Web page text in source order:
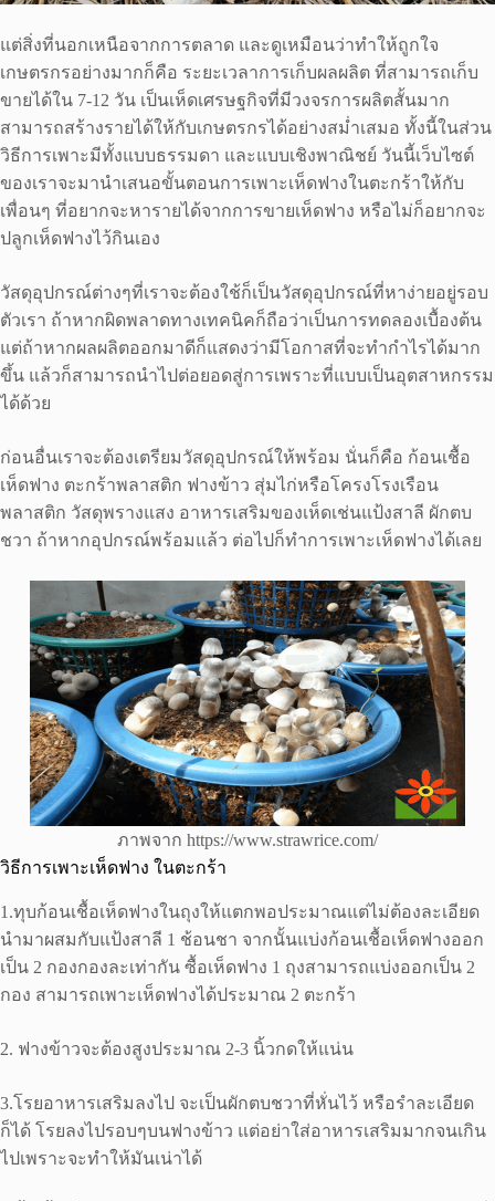
แต่สิ่งที่นอกเหนือจากการตลาด และดูเหมือนว่าทำให้ถูกใจ
เกษตรกรอย่างมากก็คือ ระยะเวลาการเก็บผลผลิต ที่สามารถเก็บ
ขายได้ใน 7-12 วัน เป็นเห็ดเศรษฐกิจที่มีวงจรการผลิตสั้นมาก
สามารถสร้างรายได้ให้กับเกษตรกรได้อย่างสม่ำเสมอ ทั้งนี้ในส่วน
วิธีการเพาะมีทั้งแบบธรรมดา และแบบเชิงพาณิชย์ วันนี้เว็บไซต์
ของเราจะมานำเสนอขั้นตอนการเพาะเห็ดฟางในตะกร้าให้กับ
เพื่อนๆ ที่อยากจะหารายได้จากการขายเห็ดฟาง หรือไม่ก็อยากจะ
ปลูกเห็ดฟางไว้กินเอง
วัสดุอุปกรณ์ต่างๆที่เราจะต้องใช้ก็เป็นวัสดุอุปกรณ์ที่หาง่ายอยู่รอบ
ตัวเรา ถ้าหากผิดพลาดทางเทคนิคก็ถือว่าเป็นการทดลองเบื้องต้น
แต่ถ้าหากผลผลิตออกมาดีก็แสดงว่ามีโอกาสที่จะทำกำไรได้มาก
ขึ้น แล้วก็สามารถนำไปต่อยอดสู่การเพราะที่แบบเป็นอุตสาหกรรม
ได้ด้วย
ก่อนอื่นเราจะต้องเตรียมวัสดุอุปกรณ์ให้พร้อม นั่นก็คือ ก้อนเชื้อ
เห็ดฟาง ตะกร้าพลาสติก ฟางข้าว สุ่มไก่หรือโครงโรงเรือน
พลาสติก วัสดุพรางแสง อาหารเสริมของเห็ดเช่นแป้งสาลี ผักตบ
ชวา ถ้าหากอุปกรณ์พร้อมแล้ว ต่อไปก็ทำการเพาะเห็ดฟางได้เลย
ภาพจาก https://www.strawrice.com/
วิธีการเพาะเห็ดฟาง ในตะกร้า
1.ทุบก้อนเชื้อเห็ดฟางในถุงให้แตกพอประมาณแต่ไม่ต้องละเอียด
นำมาผสมกับแป้งสาลี 1 ช้อนชา จากนั้นแบ่งก้อนเชื้อเห็ดฟางออก
เป็น 2 กองกองละเท่ากัน ซื้อเห็ดฟาง 1 ถุงสามารถแบ่งออกเป็น 2
กอง สามารถเพาะเห็ดฟางได้ประมาณ 2 ตะกร้า
2. ฟางข้าวจะต้องสูงประมาณ 2-3 นิ้วกดให้แน่น
3.โรยอาหารเสริมลงไป จะเป็นผักตบชวาที่หั่นไว้ หรือรำละเอียด
ก็ได้ โรยลงไปรอบๆบนฟางข้าว แต่อย่าใส่อาหารเสริมมากจนเกิน
ไปเพราะจะทำให้มันเน่าได้